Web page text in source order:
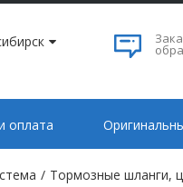
оплата
/ Тормозные шланги,